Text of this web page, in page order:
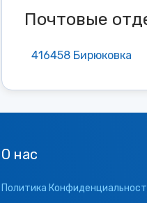
Почтовые
416458 Бирюковка
О нас
Политика